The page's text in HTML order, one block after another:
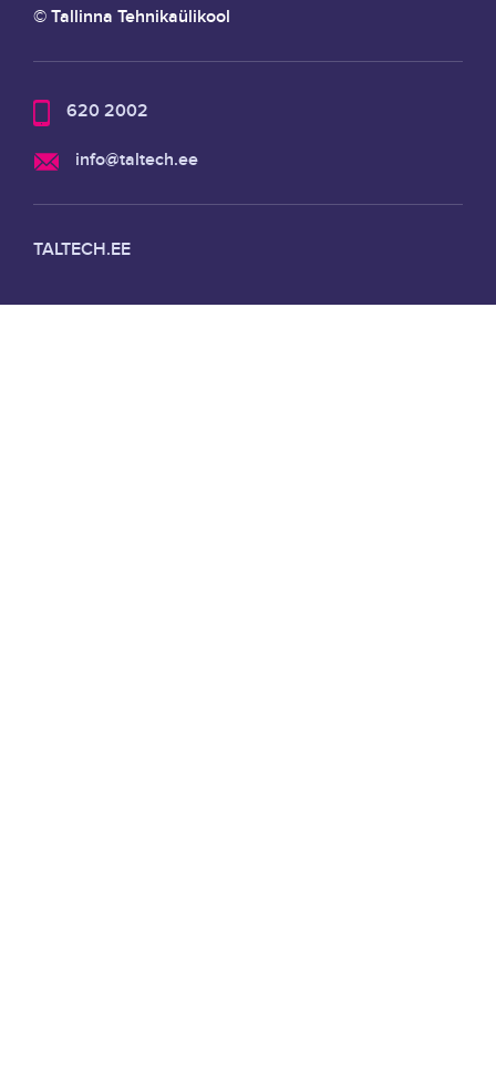
© Tallinna Tehnikaülikool
620 2002
info@taltech.ee
TALTECH.EE